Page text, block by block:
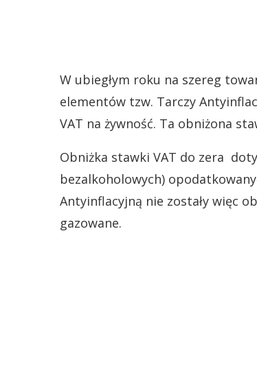
W ubiegłym roku na szereg
elementów tzw. Tarczy
VAT na żywność. Ta obniżona
Obniżka stawki VAT do zera
bezalkoholowych)
Antyinflacyjną nie zostały więc
gazowane.